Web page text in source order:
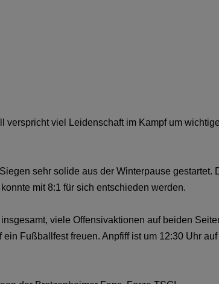
verspricht viel Leidenschaft im Kampf um
sehr solide aus der Winterpause gestartet.
mit 8:1 für sich entschieden werden.
viele Offensivaktionen auf beiden
Fußballfest freuen. Anpfiff ist um 12:30 Uhr